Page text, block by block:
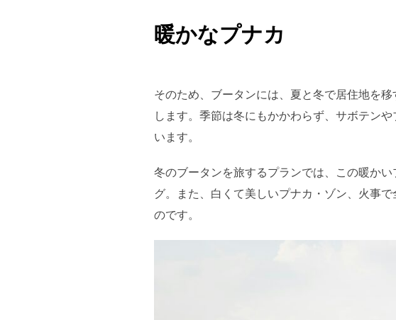
暖かなプナカ
そのため、ブータンには、夏と冬で居住地を
します。季節は冬にもかかわらず、サボテン
います。
冬のブータンを旅するプランでは、この暖か
グ。また、白くて美しいプナカ・ゾン、火事
のです。